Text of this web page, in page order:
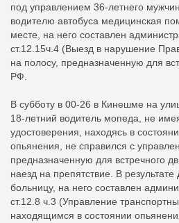
под управлением 36-летнего
водителю автобуса медицинская
месте, на него составлен
ст.12.15ч.4 (Выезд в нарушение
на полосу, предназначенную для
РФ.
В субботу в 00-26 в Кинешме на
18-летний водитель мопеда, не
удостоверения, находясь в
опьянения, не справился с
предназначенную для встречного
наезд на препятствие. В
больницу, на него составлен
ст.12.8 ч.3 (Управление
находящимся в состоянии